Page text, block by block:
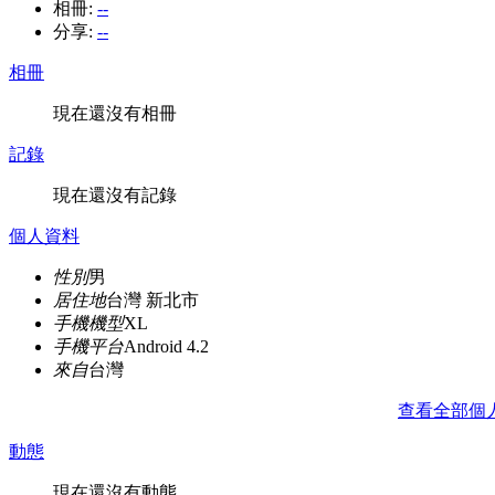
相冊: --
分享: --
相冊
現在還沒有相冊
記錄
現在還沒有記錄
個人資料
性別男
居住地台灣 新北市
手機機型XL
手機平台Android 4.2
來自台灣
查看全部個
動態